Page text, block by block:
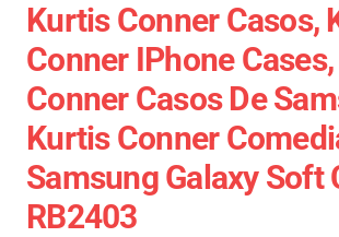
Kurtis Conner Casos,
Conner IPhone
Conner Casos De
Kurtis Conner
Samsung Galaxy Soft
RB2403